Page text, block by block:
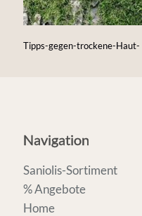
Tipps-gegen-trockene-Haut-
Navigation
Saniolis-Sortiment
% Angebote
Home